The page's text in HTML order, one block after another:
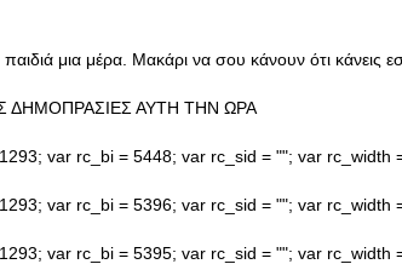
μια μέρα. Μακάρι να σου κάνουν ότι κάνεις
ΔΗΜΟΠΡΑΣΙΕΣ ΑΥΤΗ ΤΗΝ ΩΡΑ
var rc_bi = 5448; var rc_sid = ""; var rc_width
var rc_bi = 5396; var rc_sid = ""; var rc_width
var rc_bi = 5395; var rc_sid = ""; var rc_width